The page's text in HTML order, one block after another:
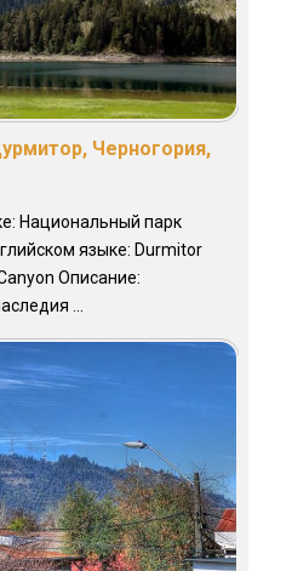
Черногория,
Национальный парк
языке: Durmitor
Описание:
...